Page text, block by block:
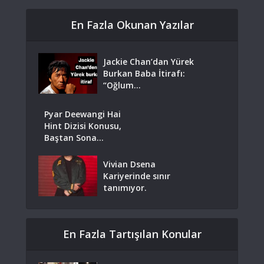
En Fazla Okunan Yazılar
Jackie Chan’dan Yürek
Burkan Baba İtirafı:
“Oğlum...
Pyar Deewangi Hai
Hint Dizisi Konusu,
Baştan Sona...
Vivian Dsena
Kariyerinde sınır
tanımıyor.
En Fazla Tartışılan Konular